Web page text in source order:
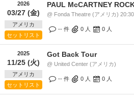
2026
03/27 (金)
アメリカ
セットリスト
PAUL McCARTNEY
@ Fonda Theatre (アメリカ) 20:30
-- 件 0 人 0 人
2025
11/25 (火)
アメリカ
セットリスト
Got Back Tour
@ United Center (アメリカ)
-- 件 0 人 0 人